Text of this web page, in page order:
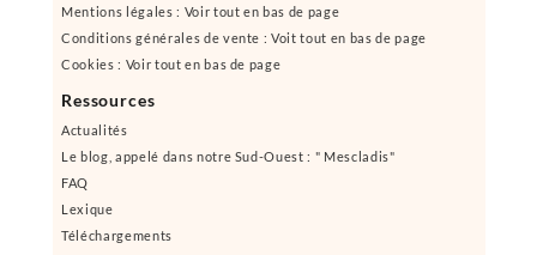
Mentions légales : Voir tout en bas de page
Conditions générales de vente : Voit tout en bas de page
Cookies : Voir tout en bas de page
Ressources
Actualités
Le blog, appelé dans notre Sud-Ouest : " Mescladis"
FAQ
Lexique
Téléchargements